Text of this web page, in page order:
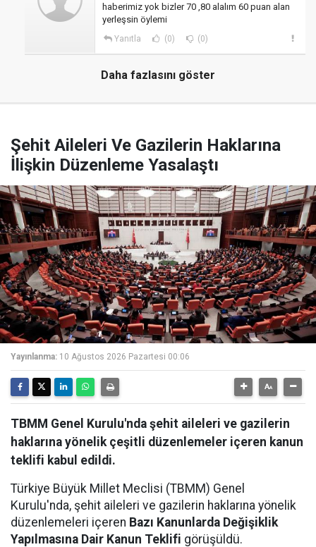
haberimiz yok bizler 70 ,80 alalım 60 puan alan
yerleşsin öylemi
Yanıtla (0) (0)
Daha fazlasını göster
Şehit Aileleri Ve Gazilerin Haklarına
İlişkin Düzenleme Yasalaştı
Yayınlanma: 10 Ağustos 2026 Pazartesi 00:06
TBMM Genel Kurulu'nda şehit aileleri ve gazilerin
haklarına yönelik çeşitli düzenlemeler içeren kanun
teklifi kabul edildi.
Türkiye Büyük Millet Meclisi (TBMM) Genel
Kurulu'nda, şehit aileleri ve gazilerin haklarına yönelik
düzenlemeleri içeren Bazı Kanunlarda Değişiklik
Yapılmasına Dair Kanun Teklifi görüşüldü.